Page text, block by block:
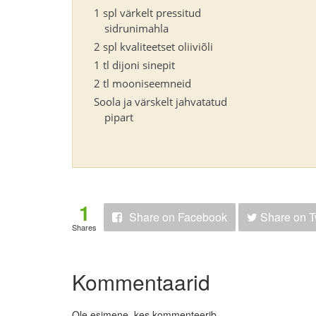
1 spl värkelt pressitud
sidrunimahla
2 spl kvaliteetset oliiviõli
1 tl dijoni sinepit
2 tl mooniseemneid
Soola ja värskelt jahvatatud
pipart
1
Shares
Share on Facebook Share on
Kommentaarid